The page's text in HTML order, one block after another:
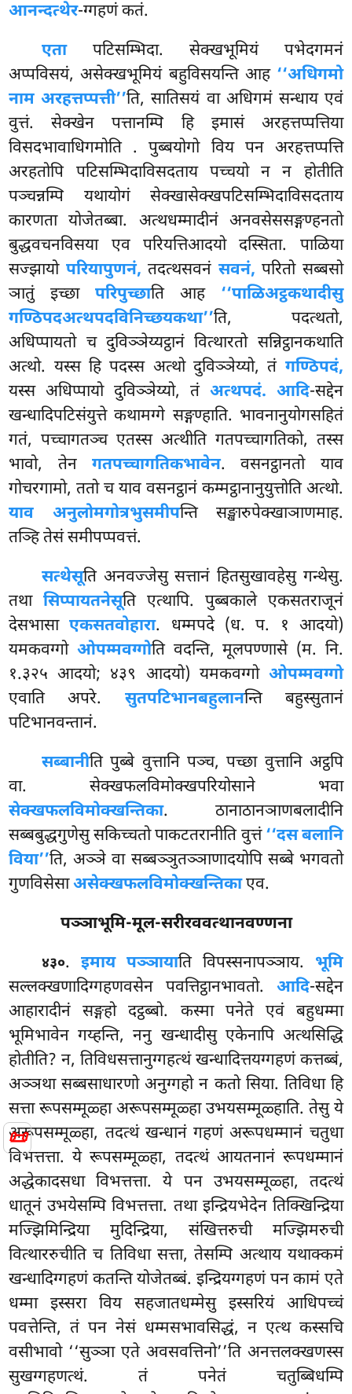
📜
आनन्दत्थेर-ग्गहणं कतं.
एतापटिसम्भिदा. सेक्खभूमियं पभेदगमनं
अप्पविसयं, असेक्खभूमियं बहुविसयन्ति आह ‘‘अधिगमो
नाम अरहत्तप्पत्ती’’ति, सातिसयं वा अधिगमं सन्धाय एवं
वुत्तं. सेक्खेन पत्तानम्पि हि इमासं अरहत्तप्पत्तिया
विसदभावाधिगमोति . पुब्बयोगो विय पन अरहत्तप्पत्ति
अरहतोपि पटिसम्भिदाविसदताय पच्चयो न न होतीति
पञ्चन्नम्पि यथायोगं सेक्खासेक्खपटिसम्भिदाविसदताय
कारणता योजेतब्बा. अत्थधम्मादीनं अनवसेससङ्गण्हनतो
बुद्धवचनविसया एव परियत्तिआदयो दस्सिता. पाळिया
सज्झायो परियापुणनं, तदत्थसवनं सवनं, परितो सब्बसो
ञातुं इच्छा परिपुच्छाति आह ‘‘पाळिअट्ठकथादीसु
गण्ठिपदअत्थपदविनिच्छयकथा’’ति, पदत्थतो,
अधिप्पायतो च दुविञ्ञेय्यट्ठानं वित्थारतो सन्निट्ठानकथाति
अत्थो. यस्स हि पदस्स अत्थो दुविञ्ञेय्यो, तं गण्ठिपदं,
यस्स अधिप्पायो दुविञ्ञेय्यो, तं अत्थपदं. आदि-सद्देन
खन्धादिपटिसंयुत्ते कथामग्गे सङ्गण्हाति. भावनानुयोगसहितं
गतं, पच्चागतञ्च एतस्स अत्थीति गतपच्चागतिको, तस्स
भावो, तेन गतपच्चागतिकभावेन. वसनट्ठानतो याव
गोचरगामो, ततो च याव वसनट्ठानं कम्मट्ठानानुयुत्तोति अत्थो.
याव अनुलोमगोत्रभुसमीपन्ति सङ्खारुपेक्खाञाणमाह.
तञ्हि तेसं समीपप्पवत्तं.
सत्थेसूति अनवज्जेसु सत्तानं हितसुखावहेसु गन्थेसु.
तथासिप्पायतनेसूति एत्थापि. पुब्बकाले एकसतराजूनं
देसभासाएकसतवोहारा. धम्मपदे (ध. प. १ आदयो)
यमकवग्गो ओपम्मवग्गोति वदन्ति, मूलपण्णासे (म. नि.
१.३२५ आदयो; ४३९ आदयो) यमकवग्गो ओपम्मवग्गो
एवाति अपरे. सुतपटिभानबहुलानन्ति बहुस्सुतानं
पटिभानवन्तानं.
सब्बानीतिपुब्बे वुत्तानि पञ्च, पच्छा वुत्तानि अट्ठपि
वा. सेक्खफलविमोक्खपरियोसाने भवा
सेक्खफलविमोक्खन्तिका. ठानाठानञाणबलादीनि
सब्बबुद्धगुणेसु सकिच्चतो पाकटतरानीति वुत्तं‘‘दस बलानि
विया’’ति, अञ्ञे वा सब्बञ्ञुतञ्ञाणादयोपि सब्बे भगवतो
गुणविसेसाअसेक्खफलविमोक्खन्तिकाएव.
पञ्ञाभूमि-मूल-सरीरववत्थानवण्णना
४३०. इमाय पञ्ञायाति विपस्सनापञ्ञाय. भूमि
सल्लक्खणादिग्गहणवसेन पवत्तिट्ठानभावतो. आदि-सद्देन
आहारादीनं सङ्गहो दट्ठब्बो. कस्मा पनेते एवं बहुधम्मा
भूमिभावेन गय्हन्ति, ननु खन्धादीसु एकेनापि अत्थसिद्धि
होतीति? न, तिविधसत्तानुग्गहत्थं खन्धादित्तयग्गहणं कत्तब्बं,
अञ्ञथा सब्बसाधारणो अनुग्गहो न कतो सिया. तिविधा हि
सत्ता रूपसम्मूळ्हा अरूपसम्मूळ्हा उभयसम्मूळ्हाति. तेसु ये
अरूपसम्मूळ्हा, तदत्थं खन्धानं गहणं अरूपधम्मानं चतुधा
विभत्तत्ता. ये रूपसम्मूळ्हा, तदत्थं आयतनानं रूपधम्मानं
अद्धेकादसधा विभत्तत्ता. ये पन उभयसम्मूळ्हा, तदत्थं
धातूनं उभयेसम्पि विभत्तत्ता. तथा इन्द्रियभेदेन तिक्खिन्द्रिया
मज्झिमिन्द्रिया मुदिन्द्रिया, संखित्तरुची मज्झिमरुची
वित्थाररुचीति च तिविधा सत्ता, तेसम्पि अत्थाय यथाक्कमं
खन्धादिग्गहणं कतन्ति योजेतब्बं. इन्द्रियग्गहणं पन कामं एते
धम्मा इस्सरा विय सहजातधम्मेसु इस्सरियं आधिपच्चं
पवत्तेन्ति, तं पन नेसं धम्मसभावसिद्धं, न एत्थ कस्सचि
वसीभावो ‘‘सुञ्ञा एते अवसवत्तिनो’’ति अनत्तलक्खणस्स
सुखग्गहणत्थं. तं पनेतं चतुब्बिधम्पि